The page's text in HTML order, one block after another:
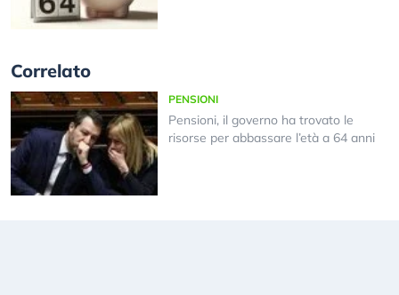
Correlato
PENSIONI
Pensioni, il governo ha trovato le
risorse per abbassare l’età a 64 anni